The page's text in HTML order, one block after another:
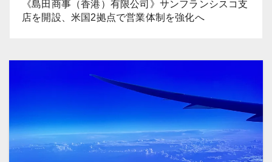
《島田商事（香港）有限公司》サンフランシスコ支
店を開設、米国2拠点で営業体制を強化へ